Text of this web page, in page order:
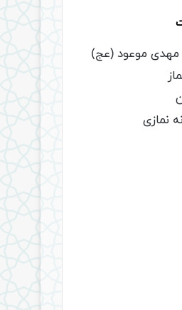
مهدی موعود (عج)
نمازی